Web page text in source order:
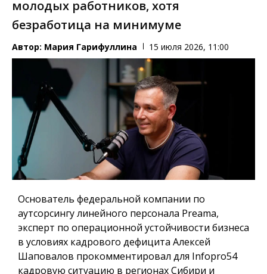
молодых работников, хотя
безработица на минимуме
Автор: Мария Гарифуллина 15 июля 2026, 11:00
Основатель федеральной компании по
аутсорсингу линейного персонала Preama,
эксперт по операционной устойчивости бизнеса
в условиях кадрового дефицита Алексей
Шаповалов прокомментировал для Infopro54
кадровую ситуацию в регионах Сибири и